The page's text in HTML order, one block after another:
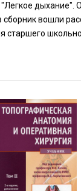
дыхание".
вошли
старшего